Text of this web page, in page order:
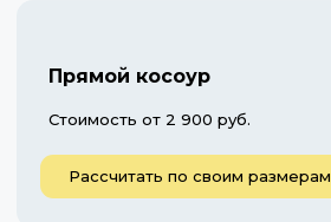
Прямой косоур
Стоимость от 2 900 руб.
Рассчитать по своим размерам